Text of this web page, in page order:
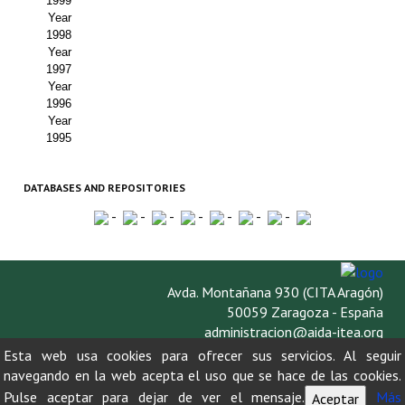
Year
1998
Year
1997
Year
1996
Year
1995
DATABASES AND REPOSITORIES
- - - - - - -
Avda. Montañana 930 (CITA Aragón)
50059 Zaragoza - España
administracion@aida-itea.org
976 716 305
Esta web usa cookies para ofrecer sus servicios. Al seguir
navegando en la web acepta el uso que se hace de las cookies.
Pulse aceptar para dejar de ver el mensaje. Aceptar Más